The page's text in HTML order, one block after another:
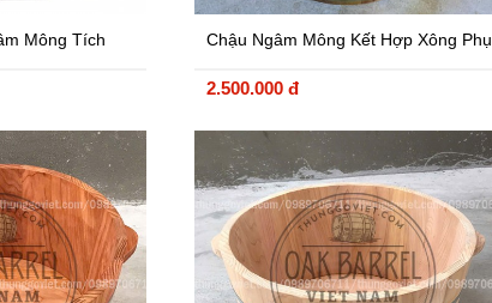
Mông Tích
Chậu Ngâm Mông Kết Hợp Xông Phụ
2.500.000 đ